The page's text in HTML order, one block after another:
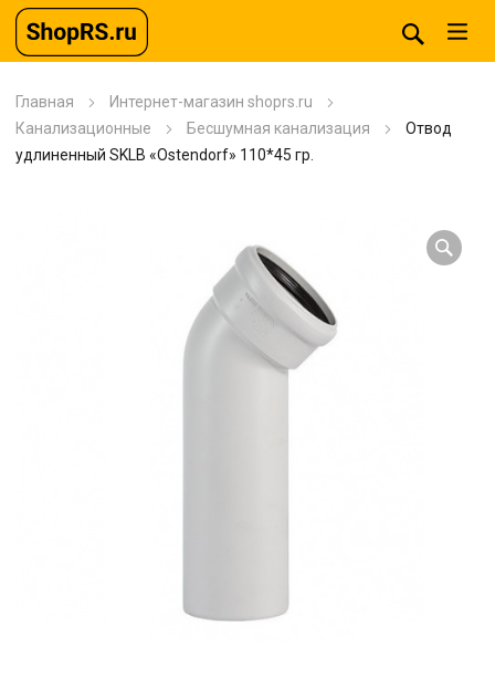
Главная
Интернет-магазин shoprs.ru
Канализационные
Бесшумная канализация
Отвод
удлиненный SKLB «Ostendorf» 110*45 гр.